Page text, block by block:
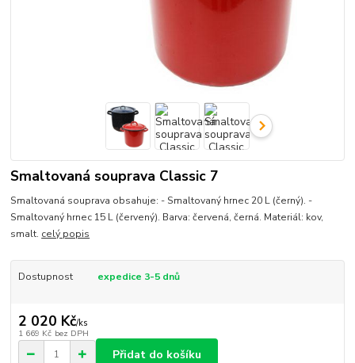
Smaltovaná souprava Classic 7
Smaltovaná souprava obsahuje: - Smaltovaný hrnec 20 L (černý). -
Smaltovaný hrnec 15 L (červený). Barva: červená, černá. Materiál: kov,
smalt. celý popis
Dostupnost expedice 3-5 dnů
2 020 Kč/ks
1 669 Kč bez DPH
Přidat do košíku